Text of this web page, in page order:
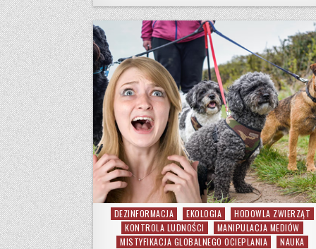
Posted in
DEZINFORMACJA EKOLOGIA
HODOWLA ZWIERZĄT
KONTROLA LUDNOŚCI
MANIPULACJA MEDIÓW
MISTYFIKACJA GLOBALNEGO OCIEPLANIA
NAUKA